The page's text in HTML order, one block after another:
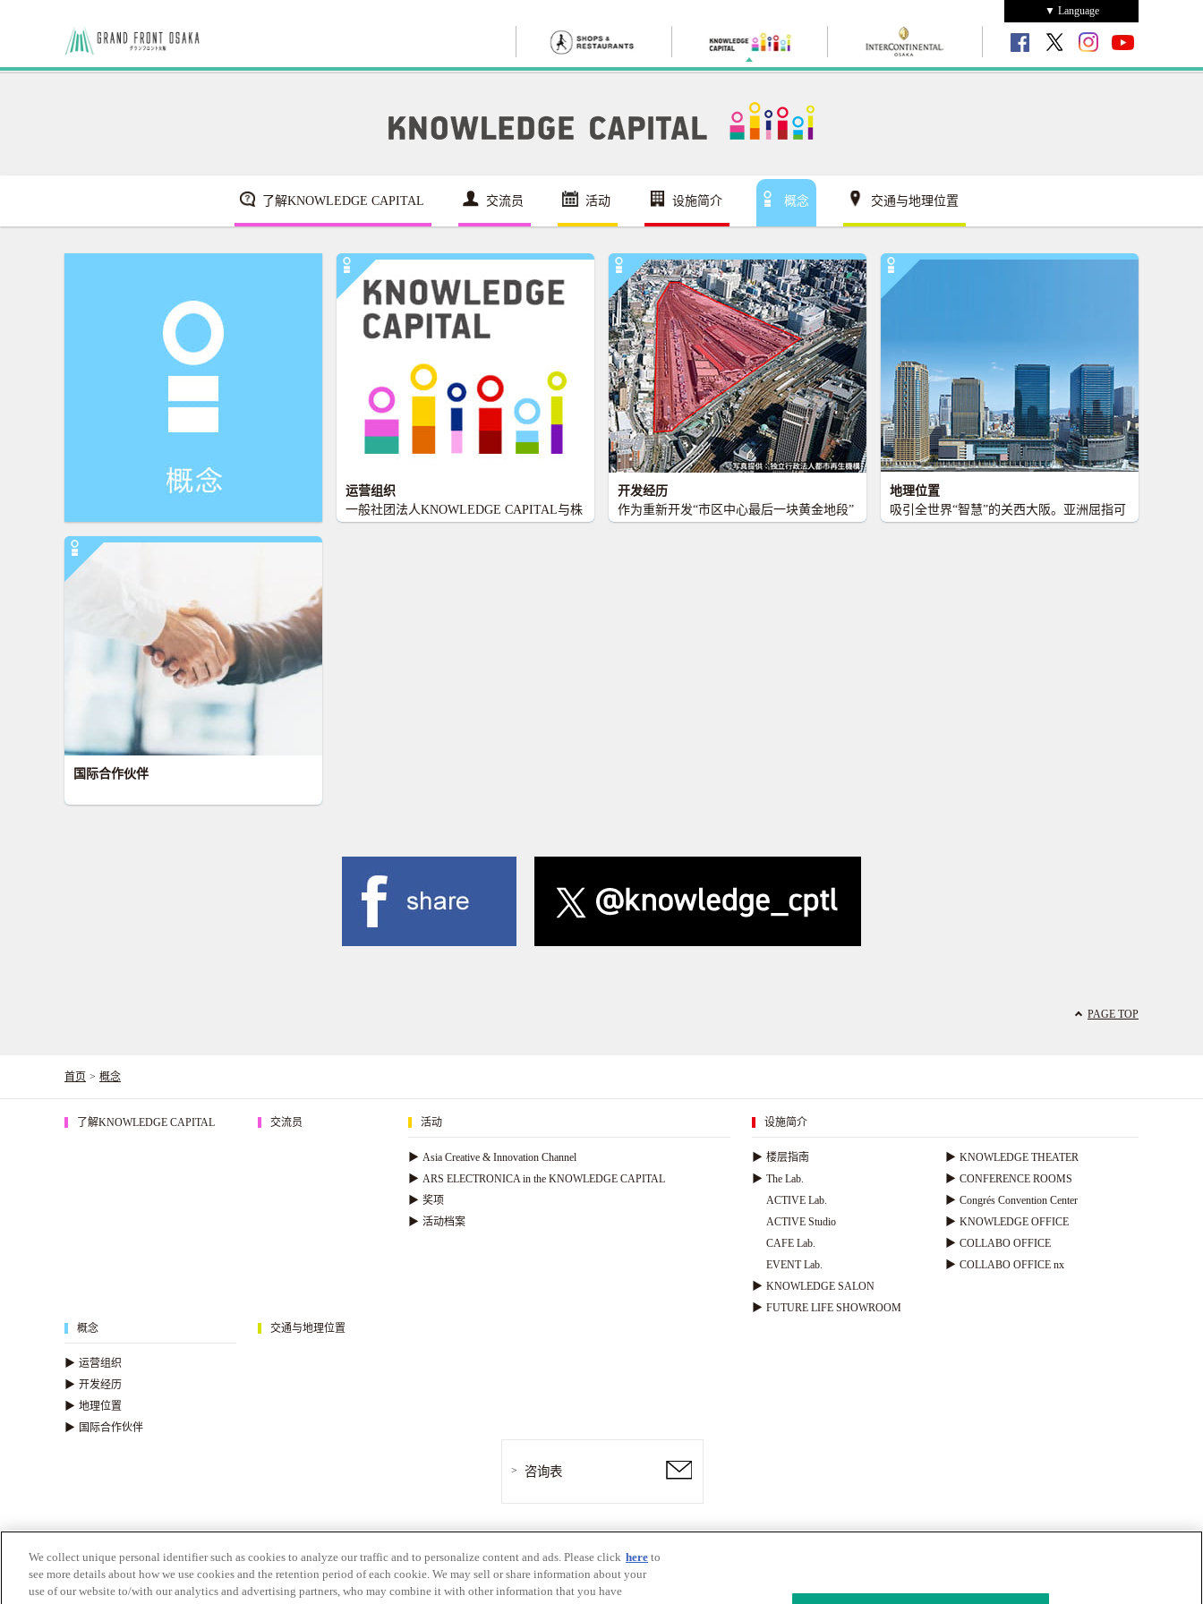
▼ Language
了解KNOWLEDGE CAPITAL 交流员 活动 设施简介 概念 交通与地理位置
运营组织
一般社团法人KNOWLEDGE CAPITAL与株
开发经历
作为重新开发“市区中心最后一块黄金地段”
地理位置
吸引全世界“智慧”的关西大阪。亚洲屈指可
国际合作伙伴
PAGE TOP
首页 > 概念
了解KNOWLEDGE CAPITAL 交流员 活动
▶ Asia Creative & Innovation Channel
▶ ARS ELECTRONICA in the KNOWLEDGE CAPITAL
▶ 奖项
▶ 活动档案
设施简介
▶ 楼层指南
▶ The Lab.
ACTIVE Lab.
ACTIVE Studio
CAFE Lab.
EVENT Lab.
▶ KNOWLEDGE SALON
▶ FUTURE LIFE SHOWROOM
▶ KNOWLEDGE THEATER
▶ CONFERENCE ROOMS
▶ Congrés Convention Center
▶ KNOWLEDGE OFFICE
▶ COLLABO OFFICE
▶ COLLABO OFFICE nx
概念
▶ 运营组织
▶ 开发经历
▶ 地理位置
▶ 国际合作伙伴
交通与地理位置
咨询表
隐私政策 网站政策
We collect unique personal identifier such as cookies to analyze our traffic and to personalize content and ads. Please click here to
see more details about how we use cookies and the retention period of each cookie. We may sell or share information about your
use of our website to/with our analytics and advertising partners, who may combine it with other information that you have